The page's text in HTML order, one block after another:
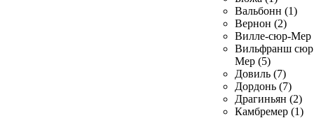
Вальбонн (1)
Вернон (2)
Вилле-сюр-Мер
Вильфранш сюр
Мер (5)
Довиль (7)
Дордонь (7)
Драгиньян (2)
Камбремер (1)